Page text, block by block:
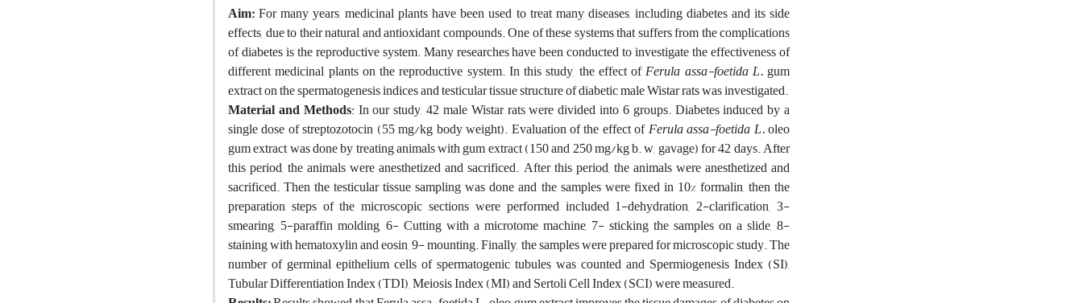
Aim:For many years, medicinal plants have been used to treat many diseases, including diabetes and its side
effects, due to their natural and antioxidant compounds. One of these systems that suffers from the complications
of diabetes is the reproductive system. Many researches have been conducted to investigate the effectiveness of
different medicinal plants on the reproductive system. In this study, the effect ofFerula assa-foetida L.gum
extract on the spermatogenesis indices and testicular tissue structure of diabetic male Wistar rats was investigated.
Material and Methods: In our study, 42 male Wistar rats were divided into 6 groups. Diabetes induced by a
single dose of streptozotocin (55 mg/kg body weight). Evaluation of the effect ofFerula assa-foetida L.oleo
gum extract was done by treating animals with gum extract (150 and 250 mg/kg b. w, gavage) for 42 days. After
this period, the animals were anesthetized and sacrificed. After this period, the animals were anesthetized and
sacrificed. Then the testicular tissue sampling was done and the samples were fixed in 10% formalin, then the
preparation steps of the microscopic sections were performed included 1-dehydration, 2-clarification, 3-
smearing, 5-paraffin molding, 6- Cutting with a microtome machine, 7- sticking the samples on a slide, 8-
staining with hematoxylin and eosin, 9- mounting. Finally, the samples were prepared for microscopic study. The
number of germinal epithelium cells of spermatogenic tubules was counted and Spermiogenesis Index (SI),
Tubular Differentiation Index (TDI), Meiosis Index (MI) and Sertoli Cell Index (SCI) were measured.